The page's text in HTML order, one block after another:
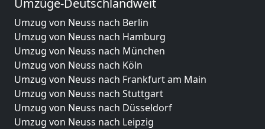
Umzüge-Deutschlandweit
Umzug von Neuss nach Berlin
Umzug von Neuss nach Hamburg
Umzug von Neuss nach München
Umzug von Neuss nach Köln
Umzug von Neuss nach Frankfurt am Main
Umzug von Neuss nach Stuttgart
Umzug von Neuss nach Düsseldorf
Umzug von Neuss nach Leipzig